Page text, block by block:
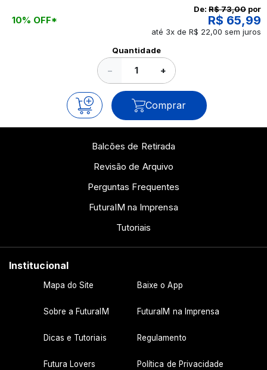
continue a leitura que vamos revelar para você!
10% OFF*
De: R$ 73,00 por
R$ 65,99
até 3x de R$ 22,00 sem juros
Quantidade
− +
Comprar
Balcões de Retirada
Revisão de Arquivo
Perguntas Frequentes
FuturaIM na Imprensa
Tutoriais
Institucional
Mapa do Site Baixe o App
Sobre a FuturaIM FuturaIM na Imprensa
Dicas e Tutoriais Regulamento
Futura Lovers Política de Privacidade